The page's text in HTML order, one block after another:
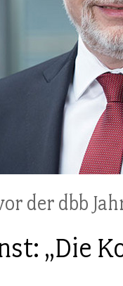
der dbb
„Die